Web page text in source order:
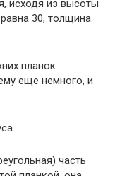
исходя из высоты
30, толщина
планок
еще немного, и
часть